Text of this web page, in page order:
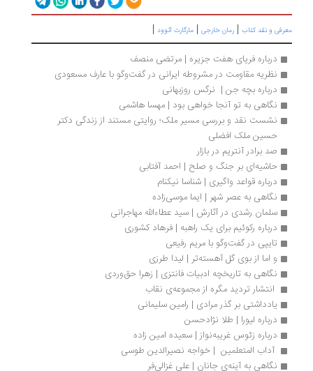
و نقد کتاب|رمان خارجی|مارگارت آتوود|
درباره فریای هفت جزیره | مرتضی منصف
نظریه مقاومت در مشروطه ایرانی در گفت‌وگو با عارف مسعودی
درباره بچه جن |  نرگس روزبهانی
نگاهی به تو آنجا خواهی بود | مهسا هاشمی
نشست نقد و بررسی مسیر ملک؛ روایتی مستند از زندگی دکتر
حسین ملک افضلی
صد برادر آنتریم در بازار
حاشیه‌ای بر جنگ و صلح | احمد آفتابی
درباره قواعد واگیری | شناسا نیکنام
نگاهی به عصر شهر | ایما موسی‌زاده
سلمان رشدی در آثارش | سید عطاءالله مهاجرانی
درباره رکوئیم برای یک راهبه | فرهاد کشوری
تایپی در گفت‌وگو با مریم رفیعی
و اما از بوی گل آهسته‌تر | لیدا طرزی
نگاهی به تاریخچه ادبیات فانتزی | زهرا حق‌وردی
انتشار تردید مگره از مجموعه‌ی نقاب
یادداشتی بر گذر مرادی | رامین سلیمانی
درباره لیورا | طلا نژادحسن
درباره زئوس غریبه‌نواز | سعیده امین زاده
آداب المتعلمین  | خواجه نصیرالدین طوسی
نگاهی به آینه‌ی جانان | علی غزالی‌فر